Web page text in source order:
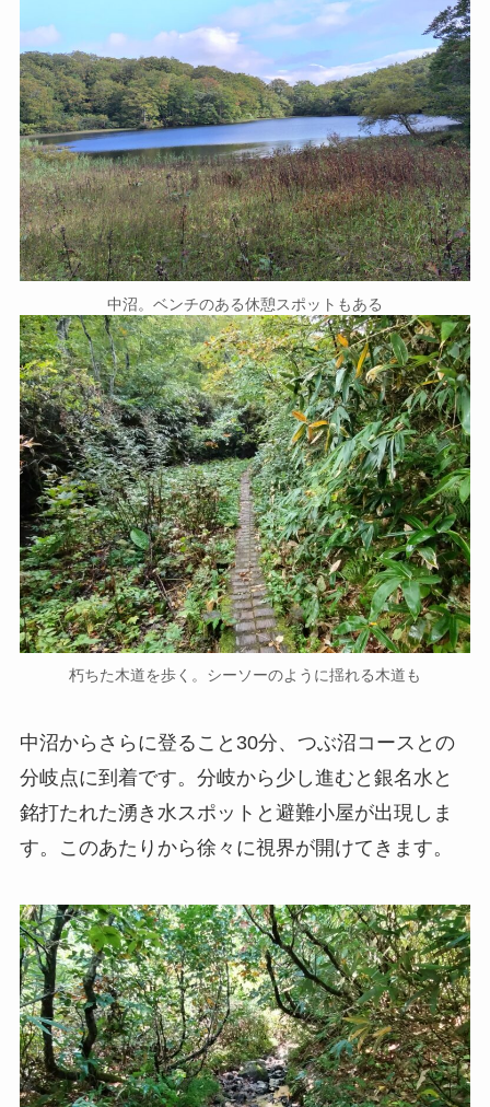
中沼。ベンチのある休憩スポットもある
朽ちた木道を歩く。シーソーのように揺れる木道も
中沼からさらに登ること30分、つぶ沼コースとの
分岐点に到着です。分岐から少し進むと銀名水と
銘打たれた湧き水スポットと避難小屋が出現しま
す。このあたりから徐々に視界が開けてきます。